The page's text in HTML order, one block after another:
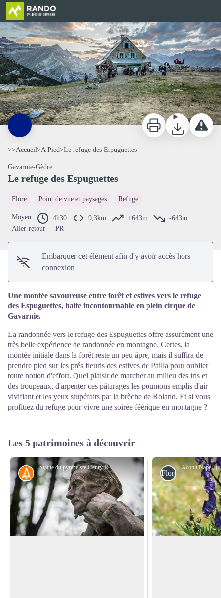
Le refuge des Espuguettes
ImprimerTéléchargerSignaler
>>Accueil>A Pied>Le refuge des Espuguettes
Gavarnie-Gèdre
Le refuge des Espuguettes
Flore Point de vue et paysages Refuge
Moyen 4h30 9,3km +643m
-643m
Aller-retour
PR
Embarquer cet élément afin d'y avoir accès hors
connexion
Une montée savoureuse entre forêt et estives vers le refuge
des Espuguettes, halte incontournable en plein cirque de
Gavarnie.
La randonnée vers le refuge des Espuguettes offre assurément une
très belle expérience de randonnée en montagne. Certes, la
montée initiale dans la forêt reste un peu âpre, mais il suffira de
prendre pied sur les prés fleuris des estives de Pailla pour oublier
toute notion d'effort. Quel plaisir de marcher au milieu des iris et
des troupeaux, d'arpenter ces pâturages les poumons emplis d'air
vivifiant et les yeux stupéfaits par la brèche de Roland. Et si vous
profitiez du refuge pour vivre une soirée féérique en montagne ?
Les 5 patrimoines à découvrir
Statue du pyrénéiste Henry Russell - (c) Pierre Meyer
Histoire Flore